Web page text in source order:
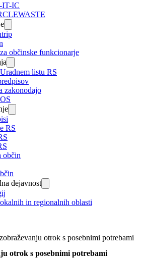
IT-IC
občinske funkcionarje
listu RS
zakonodajo
RS
občin
dejavnost
in regionalnih oblasti
otrok s posebnimi potrebami
otrok s posebnimi potrebami